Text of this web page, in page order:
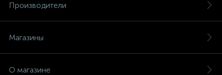
Производители
Магазины
О магазине